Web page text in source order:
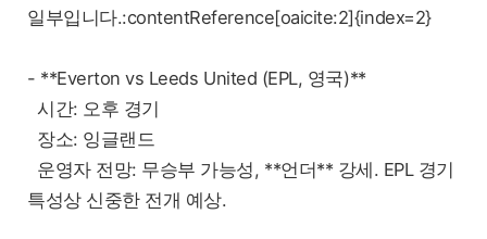
일부입니다.:contentReference[oaicite:2]{index=2}
- **Everton vs Leeds United (EPL, 영국)**
시간: 오후 경기
장소: 잉글랜드
운영자 전망: 무승부 가능성, **언더** 강세. EPL 경기
특성상 신중한 전개 예상.